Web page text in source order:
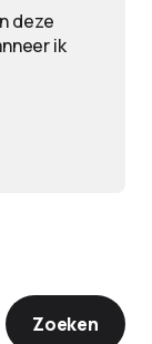
deze
ik
Zoeken